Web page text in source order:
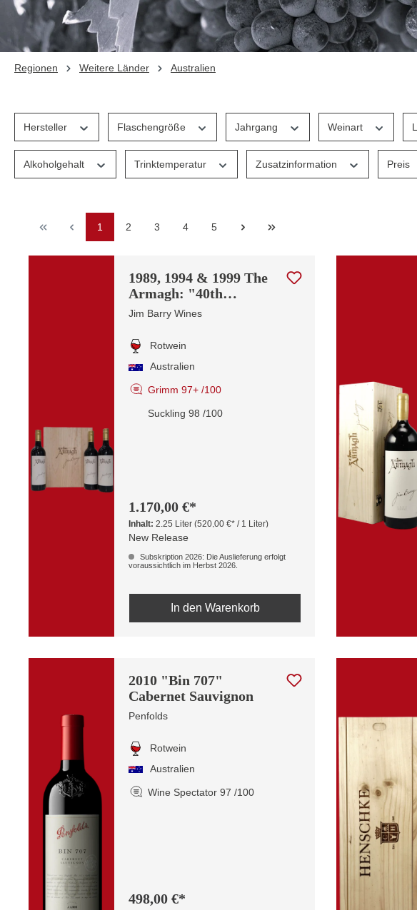
Regionen Weitere Länder Australien
Hersteller Flaschengröße Jahrgang Weinart
Alkoholgehalt Trinktemperatur Zusatzinformation Preis
Seite
1 Seite
2 Seite
3 Seite
4 Seite
5
1989, 1994 & 1999 The
Armagh: "40th
Anniversary" -3er OHK
Jim Barry Wines
Rotwein
Australien
Grimm 97+ /100
Suckling 98 /100
1.170,00 €*
Inhalt:2.25 Liter(520,00 €* / 1 Liter)
New Release
Subskription 2026: Die Auslieferung erfolgt
voraussichtlich im Herbst 2026.
In den Warenkorb
2010 "Bin 707"
Cabernet Sauvignon
Penfolds
Rotwein
Australien
Wine Spectator 97 /100
498,00 €*